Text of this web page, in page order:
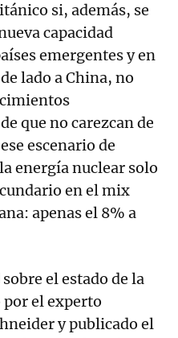
si, además, se
capacidad
emergentes y en
lado a China, no
que no carezcan de
escenario de
energía nuclear solo
en el mix
apenas el 8% a
el estado de la
el experto
y publicado el